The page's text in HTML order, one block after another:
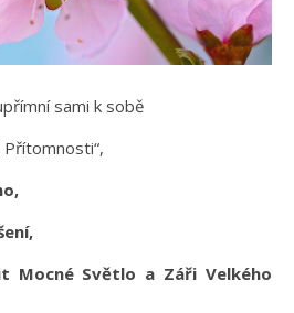
sami k sobě
Přítomnosti“,
Mocné Světlo a Záři Velkého